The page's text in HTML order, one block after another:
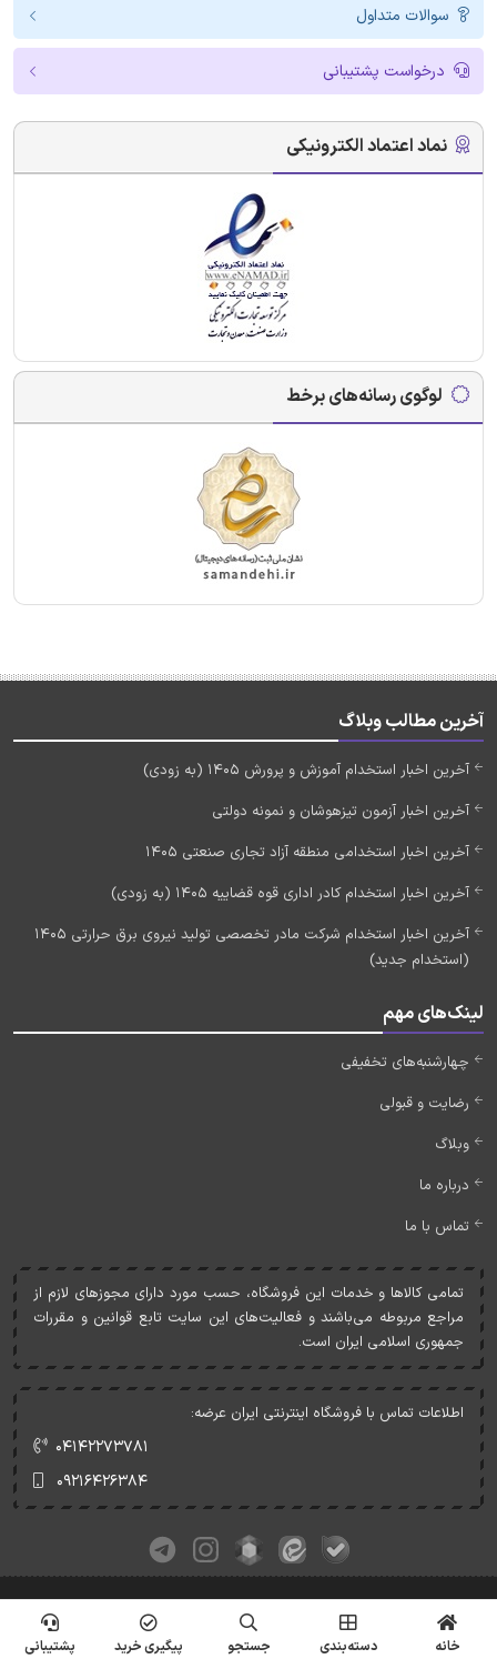
سوالات متداول
درخواست پشتیبانی
نماد اعتماد الکترونیکی
لوگوی رسانه‌های برخط
آخرین مطالب وبلاگ
آخرین اخبار استخدام آموزش و پرورش 1405 (به زودی)
آخرین اخبار آزمون تیزهوشان و نمونه دولتی
آخرین اخبار استخدامی منطقه آزاد تجاری صنعتی 1405
آخرین اخبار استخدام کادر اداری قوه قضاییه 1405 (به زودی)
آخرین اخبار استخدام شرکت مادر تخصصی تولید نیروی برق حرارتی 1405
(استخدام جدید)
لینک‌های مهم
چهارشنبه‌های تخفیفی
رضایت و قبولی
وبلاگ
درباره ما
تماس با ما
تمامی کالاها و خدمات اين فروشگاه، حسب مورد دارای مجوزهای لازم از
مراجع مربوطه می‌باشند و فعاليت‌های اين سايت تابع قوانين و مقررات
جمهوری اسلامی ايران است.
اطلاعات تماس با فروشگاه اینترنتی ایران عرضه:
۰۴۱۴۲۲۷۳۷۸۱
۰۹۲۱۶۴۲۶۳۸۴
کلیه حقوق این وبسایت متعلق به ایران عرضه می‌باشد.
© Copyrights - IranArze.ir - 1405
خانه دسته‌بندی جستجو پیگیری خرید پشتیبانی